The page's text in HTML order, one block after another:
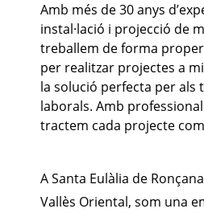
Amb més de 30 anys
instal·lació i projecció de
treballem de forma
per realitzar projectes a
la solució perfecta per als
laborals. Amb
tractem cada projecte
A Santa Eulàlia de
Vallès Oriental, som una